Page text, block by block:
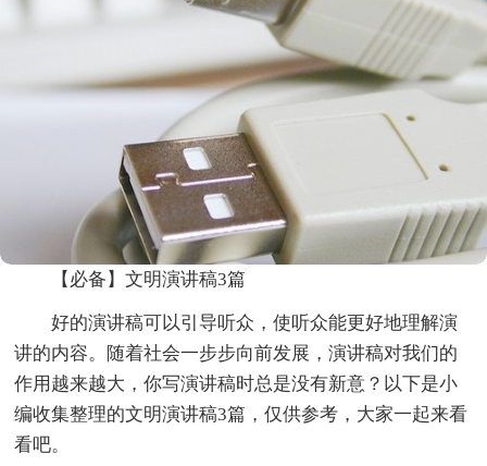
【必备】文明演讲稿3篇
好的演讲稿可以引导听众，使听众能更好地理解演
讲的内容。随着社会一步步向前发展，演讲稿对我们的
作用越来越大，你写演讲稿时总是没有新意？以下是小
编收集整理的文明演讲稿3篇，仅供参考，大家一起来看
看吧。